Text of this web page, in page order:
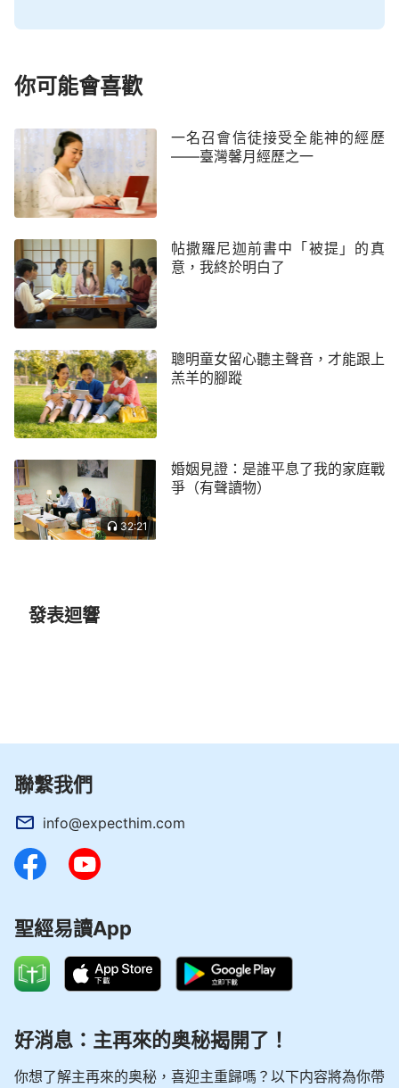
難道末世主不是駕著白雲向我們顯現？但整個宗教界
想，當初的法利賽人是怎麼失敗的？不就是因著頑固
持守自己的觀念想像，認為不是童女懷孕生子，不叫
彌賽亞的就不是救世主，最後將已經來到的主耶穌給
釘在了十字架上嗎？想想以前剛信主時，我也常問自
己：如果讓我生在主作工的時代，主來了，我會不會
也像法利賽人那樣定規主、抵擋主，還是像
但業那樣，從主的說話中認識主就是要來的彌賽亞？
我會是哪種人呢？沒想到，今天同樣的問題擺在了我
的面前，難道我這些年盼主駕著白雲來接我，真的錯
了嗎？聽弟兄姊妹說教會裡的牧師長老可能也看過這
書，但他們也沒有說主回來啊？我才信主幾年，怎麼
能有牧師長老明白的多呢？但又一想，不對，主對那
十個童女的比喻，豈不就是在告訴我們，信神要追求
做聰明的童女，得有尋求的心，愚拙的童女會被主撇
棄門外。要真是主來了，我若因著不尋求被撇了，我
的信神生涯不就就此結束了嗎？不行，我信的是神，
說，別信口雌黃、妄下斷案，那樣太沒理智了！萬一
（太7：7）
就這樣，我帶著尋求的心繼續讀這些話。我看到
而降的時候已是公義的日頭公開出現的時候。那時或
許你的心情激動萬分，但你可曾知道，當你看見耶穌
從天而降的時候也正是你下到地獄接受懲罰的時候，
的時候。因為神的審判已在人未曾看見神蹟只有真理
發表的時候結束了。」 看了這話，我覺得話裡帶有權
柄、帶有能力，好像就是神的聲音，讓我似乎感覺到
了，聖經預言說主是怎麼走的，還要怎麼來，主是駕
雲走的，那就應該駕雲來接我們。這裏怎麼說「當你
你可能會喜歡
一名召會信徒接受全能神的經歷
——臺灣馨月經歷之一
帖撒羅尼迦前書中「被提」的真
意，我終於明白了
聰明童女留心聽主聲音，才能跟上
羔羊的腳蹤
32:21
婚姻見證：是誰平息了我的家庭戰
爭（有聲讀物）
發表迴響
聯繫我們
info@expecthim.com
聖經易讀App
好消息：主再來的奥秘揭開了！
你想了解主再來的奥秘，喜迎主重歸嗎？以下内容將為你帶